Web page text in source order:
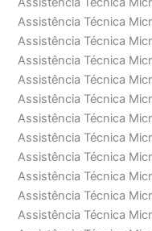
Assistência Técnica
Assistência Técnica
Assistência Técnica
Assistência Técnica
Assistência Técnica
Assistência Técnica
Assistência Técnica
Assistência Técnica
Assistência Técnica
Assistência Técnica
Assistência Técnica